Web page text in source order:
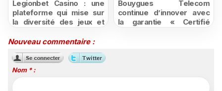
Legionbet Casino : une
plateforme qui mise sur
la diversité des jeux et
attractives
Bouygues Telecom
continue d’innover avec
la garantie « Certifié
Nouveau commentaire :
Nom * :